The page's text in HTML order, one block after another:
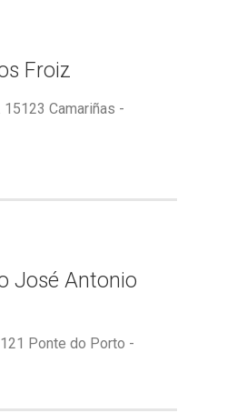
Froiz
15123 Camariñas -
José Antonio
Ponte do Porto -